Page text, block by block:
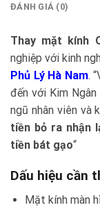
ĐÁNH GIÁ (0)
Thay mặt kính
nghiệp với kinh
Phủ Lý Hà Nam.
đến với Kim
ngũ nhân viên và
tiền bỏ ra nhận
tiền bát gạo“
Dấu hiệu cần
Mặt kính màn